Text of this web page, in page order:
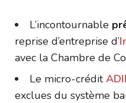
L’incontournable
reprise d’entreprise d’
avec la Chambre de
Le micro-crédit
exclues du système